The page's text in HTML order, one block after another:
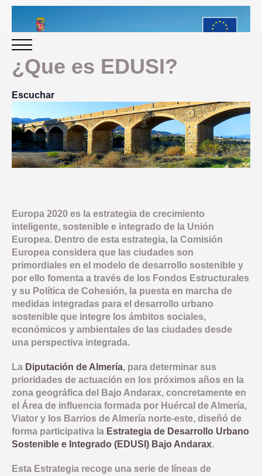
PERIODO 2014-2020
PROGRAMACIÓN
PRESENTACION
PLAN IMPLEMENTACIÓN
OBJETIVO TEMATICO 2
LINEA 1: MODERNIZAR LA ADMINISTRACION ELECTRONICA
OBJETIVO TEMATICO 4
LINEA 2: INFRAESTRUCTURA Y FOMENTO DE LA MOVILIDAD
LINEA 3: ACCIONES PARA MEJORAR LA EFICIENCIA
OBJETIVO TEMATICO 6
LINEA 4: REHABILITACION Y PUESTA EN VALOR DEL
LINEA 5: REGENERACION DE AREAS DEGRADADAS, ZONAS
OBJETIVO TEMATICO 9
OBJETIVO TEMATICO 99
LINEA 7: GESTION EDUSI
LINEA 8: COMUNICACION EDUSI
NORMATIVA
CONVOCATORIAS
EVALUACIÓN
OBJETIVOS
INDICADORES PRODUCTIVIDAD
INDICADORES RESULTADO
COMUNICACIÓN
INDICADORES DE COMUNICACION
NOTICIAS
BUENAS PRÁCTICAS
CONTACTO
COMPROMISO ANTIFRAUDE
DECLARACIÓN INSTITUCIONAL ANTIFRAUDE
COMISIÓN AUTOEVALUACIÓN DEL RIESGO
CANAL DE DENUNCIAS
¿Que es EDUSI?
Escuchar
Europa 2020 es la estrategia de crecimiento
inteligente, sostenible e integrado de la Unión
Europea. Dentro de esta estrategia, la Comisión
Europea considera que las ciudades son
primordiales en el modelo de desarrollo sostenible y
por ello fomenta a través de los Fondos Estructurales
y su Política de Cohesión, la puesta en marcha de
medidas integradas para el desarrollo urbano
sostenible que integre los ámbitos sociales,
económicos y ambientales de las ciudades desde
una perspectiva integrada.
La Diputación de Almería, para determinar sus
prioridades de actuación en los próximos años en la
zona geográfica del Bajo Andarax, concretamente en
el Área de influencia formada por Huércal de Almería,
Viator y los Barrios de Almería norte-este, diseñó de
forma participativa la Estrategia de Desarrollo Urbano
Sostenible e Integrado (EDUSI) Bajo Andarax.
Esta Estrategia recoge una serie de líneas de
Aviso Legal Accesibilidad Mapa web Privacidad Cookies Contacto